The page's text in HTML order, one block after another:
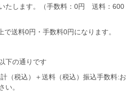
たします。（手数料：0円 送料：600
送料0円・手数料0円になります。
下の通りです
（税込）＋送料（税込）振込手数料:お
い。